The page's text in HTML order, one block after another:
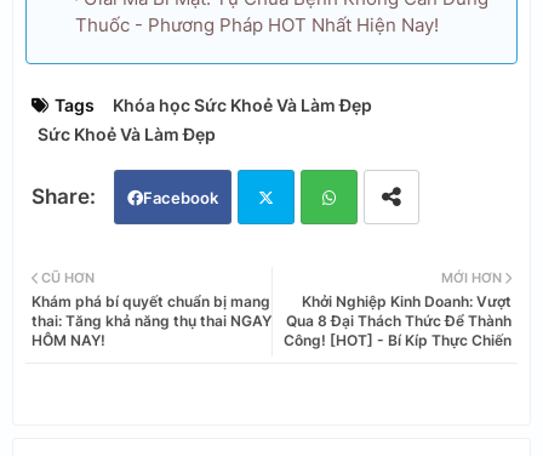
Thuốc - Phương Pháp HOT Nhất Hiện Nay!
Tags
Khóa học Sức Khoẻ Và Làm Đẹp
Sức Khoẻ Và Làm Đẹp
Facebook
tter ats
MỚI HƠN
Khởi Nghiệp Kinh Doanh: Vượt
Qua 8 Đại Thách Thức Để Thành
Công! [HOT] - Bí Kíp Thực Chiến
CŨ HƠN
Khám phá bí quyết chuẩn bị mang
thai: Tăng khả năng thụ thai NGAY
HÔM NAY!